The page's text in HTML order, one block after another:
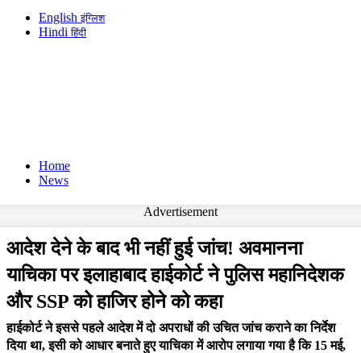
Englishइंग्लिश
Hindiहिंदी
Home
News
Advertisement
आदेश देने के बाद भी नहीं हुई जांच! अवमानना
याचिका पर इलाहाबाद हाईकोर्ट ने पुलिस महानिदेशक
और SSP को हाजिर होने को कहा
हाईकोर्ट ने इससे पहले आदेश में दो अपराधों की उचित जांच कराने का निर्देश
दिया था, इसी को आधार बनाते हुए याचिका में आरोप लगाया गया है कि 15 मई,